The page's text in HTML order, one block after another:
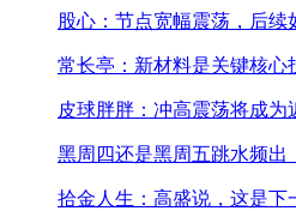
股心：节点宽幅震荡，后续
常长亭：新材料是关键核心
皮球胖胖：冲高震荡将成为
黑周四还是黑周五跳水频出
拾金人生：高盛说，这是下